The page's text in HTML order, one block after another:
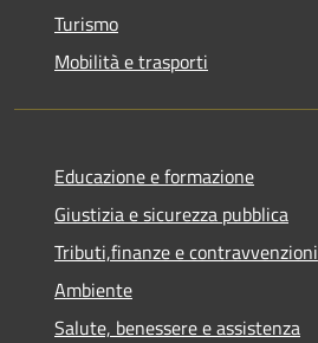
Turismo
Mobilità e trasporti
Educazione e formazione
Giustizia e sicurezza pubblica
Tributi,finanze e contravvenzioni
Ambiente
Salute, benessere e assistenza